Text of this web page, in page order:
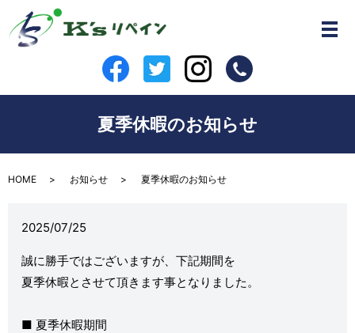
夏季休暇のお知らせ
HOME お知らせ 夏季休暇のお知らせ
2025/07/25
誠に勝手ではございますが、下記期間を
夏季休暇とさせて頂きます事となりました。
■ 夏季休暇期間